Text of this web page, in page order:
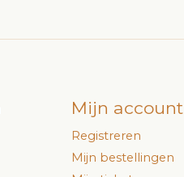
Mijn account
Registreren
Mijn bestellingen